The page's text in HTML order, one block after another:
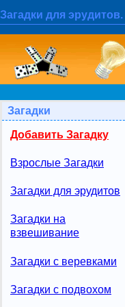
Загадки для эрудитов.
Загадки
Добавить Загадку
Взрослые Загадки
Загадки для эрудитов
Загадки на
взвешивание
Загадки с веревками
Загадки с подвохом